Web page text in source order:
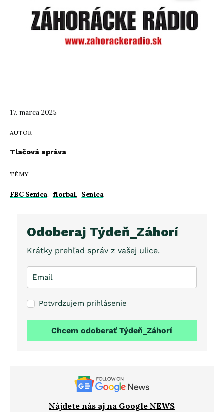
17. marca 2025
AUTOR
Tlačová správa
TÉMY
FBC Senica, florbal, Senica
Odoberaj Týdeň_Záhorí
Krátky prehľad správ z vašej ulice.
Potvrdzujem prihlásenie
Chcem odoberať Týdeň_Záhorí
Nájdete nás aj na Google NEWS